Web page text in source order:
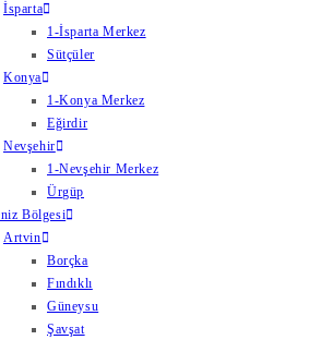
İsparta
1-İsparta Merkez
Sütçüler
Konya
1-Konya Merkez
Eğirdir
Nevşehir
1-Nevşehir Merkez
Ürgüp
Bölgesi
Artvin
Borçka
Fındıklı
Güneysu
Şavşat